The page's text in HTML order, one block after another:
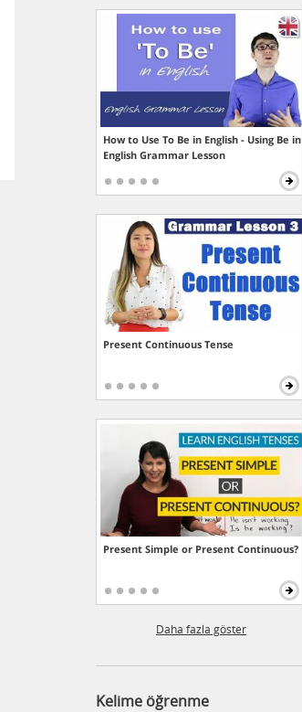
How to Use To Be in English - Using Be in
English Grammar Lesson
Present Continuous Tense
Present Simple or Present Continuous?
Daha fazla göster
Kelime öğrenme